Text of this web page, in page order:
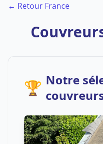
← Retour France
🏆 Notre